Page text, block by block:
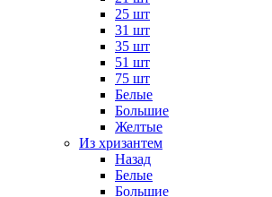
25 шт
31 шт
35 шт
51 шт
75 шт
Белые
Большие
Желтые
Из хризантем
Назад
Белые
Большие